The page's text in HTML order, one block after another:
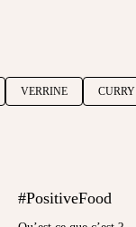
VERRINE CURRY
#PositiveFood